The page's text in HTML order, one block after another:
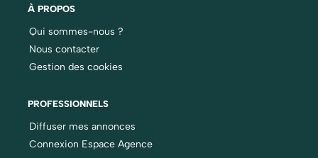
À PROPOS
Qui sommes-nous ?
Nous contacter
Gestion des cookies
PROFESSIONNELS
Diffuser mes annonces
Connexion Espace Agence